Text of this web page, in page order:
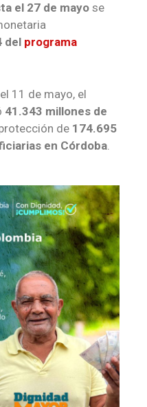
el 27 de mayo se
del programa
11 de mayo, el
41.343 millones de
de 174.695
en Córdoba